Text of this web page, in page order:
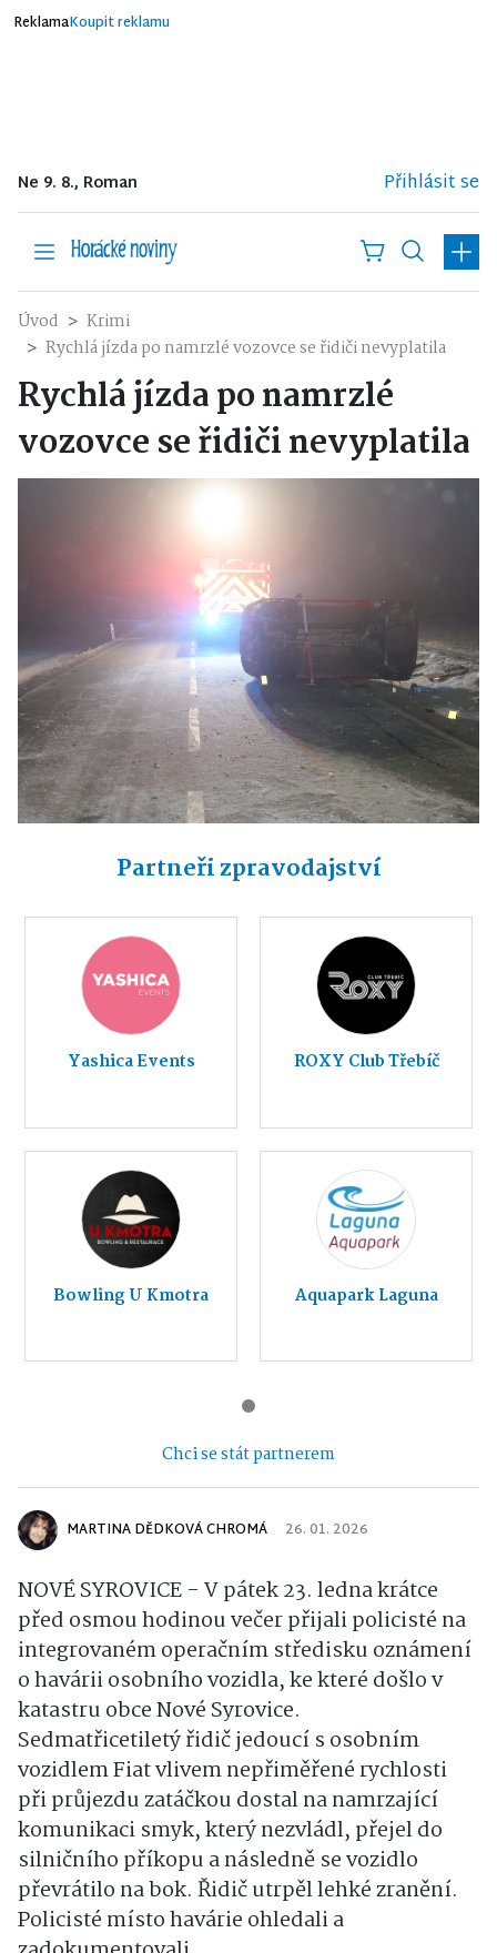
ReklamaKoupit reklamu
Ne 9. 8., Roman Přihlásit se
Úvod
Krimi
Rychlá jízda po namrzlé vozovce se řidiči nevyplatila
Rychlá jízda po namrzlé
vozovce se řidiči nevyplatila
Partneři zpravodajství
Yashica Events ROXY Club Třebíč
Bowling U Kmotra Aquapark Laguna
Chci se stát partnerem
MARTINA DĚDKOVÁ CHROMÁ 26. 01. 2026
NOVÉ SYROVICE - V pátek 23. ledna krátce
před osmou hodinou večer přijali policisté na
integrovaném operačním středisku oznámení
o havárii osobního vozidla, ke které došlo v
katastru obce Nové Syrovice.
Sedmatřicetiletý řidič jedoucí s osobním
vozidlem Fiat vlivem nepřiměřené rychlosti
při průjezdu zatáčkou dostal na namrzající
komunikaci smyk, který nezvládl, přejel do
silničního příkopu a následně se vozidlo
převrátilo na bok. Řidič utrpěl lehké zranění.
Policisté místo havárie ohledali a